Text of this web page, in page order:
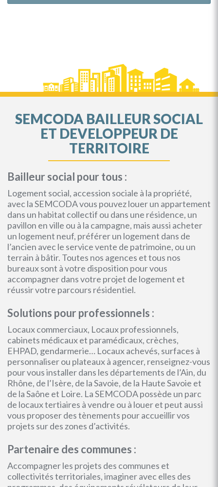
SEMCODA BAILLEUR SOCIAL
ET DEVELOPPEUR DE
TERRITOIRE
Bailleur social pour tous :
Logement social, accession sociale à la propriété,
avec la SEMCODA vous pouvez louer un appartement
dans un habitat collectif ou dans une résidence, un
pavillon en ville ou à la campagne, mais aussi acheter
un logement neuf, préférer un logement dans de
l’ancien avec le service vente de patrimoine, ou un
terrain à bâtir. Toutes nos agences et tous nos
bureaux sont à votre disposition pour vous
accompagner dans votre projet de logement et
réussir votre parcours résidentiel.
Solutions pour professionnels :
Locaux commerciaux, Locaux professionnels,
cabinets médicaux et paramédicaux, crèches,
EHPAD, gendarmerie… Locaux achevés, surfaces à
personnaliser ou plateaux à agencer, renseignez-vous
pour vous installer dans les départements de l’Ain, du
Rhône, de l’Isère, de la Savoie, de la Haute Savoie et
de la Saône et Loire. La SEMCODA possède un parc
de locaux tertiaires à vendre ou à louer et peut aussi
vous proposer des tènements pour accueillir vos
projets sur des zones d’activités.
Partenaire des communes :
Accompagner les projets des communes et
collectivités territoriales, imaginer avec elles des